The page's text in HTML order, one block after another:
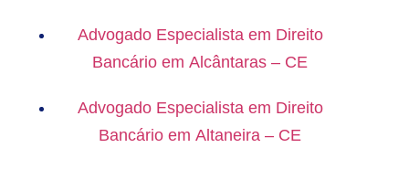
Advogado Especialista em Direito
Bancário em Alcântaras – CE
Advogado Especialista em Direito
Bancário em Altaneira – CE